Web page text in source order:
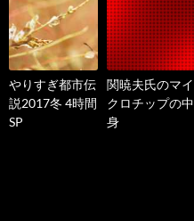
やりすぎ都市伝
説2017冬 4時間
SP
関暁夫氏のマイ
クロチップの中
身